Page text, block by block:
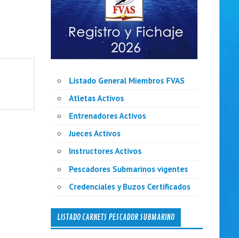
Listado General Miembros FVAS
Atletas Activos
Entrenadores Activos
Jueces Activos
Instructores Activos
Pescadores Submarinos vigentes
Credenciales y Buzos Certificados
LISTADO CARNETS PESCADOR SUBMARINO